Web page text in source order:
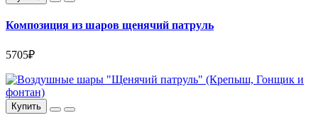
Композиция из шаров щенячий патруль
5705₽
Купить